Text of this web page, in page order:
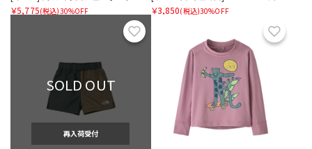
￥5,775(税込)30%OFF
￥3,850(税込)30%OFF
お気に入り
SOLD OUT
再入荷受付